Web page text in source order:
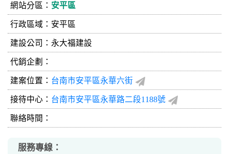
網站分區： 安平區
行政區域：安平區
建設公司： 永大福建設
代銷企劃：
建案位置： 台南市安平區永華六街
接待中心： 台南市安平區永華路二段1188號
聯絡時間：
服務專線：